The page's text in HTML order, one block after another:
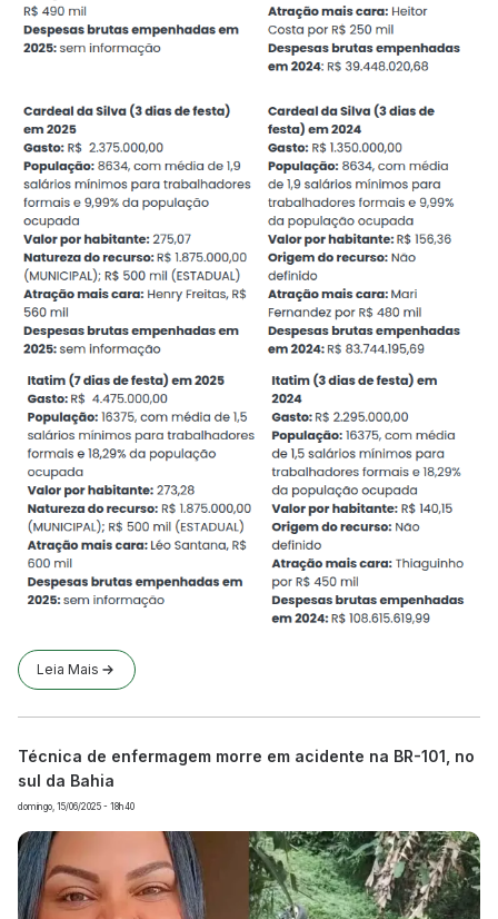
Leia Mais
Técnica de enfermagem morre em acidente na BR-101, no
sul da Bahia
domingo, 15/06/2025 - 18h40